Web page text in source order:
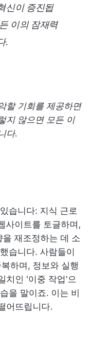
신이 증진됩
이의 잠재력
.
할 기회를 제공하면
지 않으면 모든 이
다.
습니다: 지식 근로
사이트를 토글하며,
재조정하는 데 소
습니다. 사람들이
하며, 정보와 실행
치인 '이중 작업'으
을 말이죠. 이는 비
어뜨립니다.